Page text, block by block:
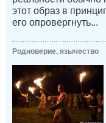
этот образ в
его опровергнуть...
Родноверие, язычество